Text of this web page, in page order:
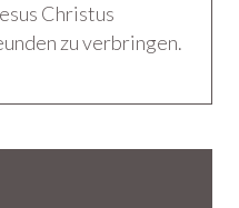
Christus
zu verbringen.